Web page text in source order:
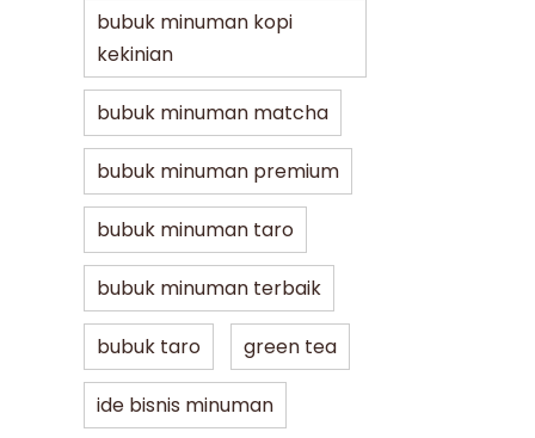
bubuk minuman kopi
kekinian
bubuk minuman matcha
bubuk minuman premium
bubuk minuman taro
bubuk minuman terbaik
bubuk taro green tea
ide bisnis minuman